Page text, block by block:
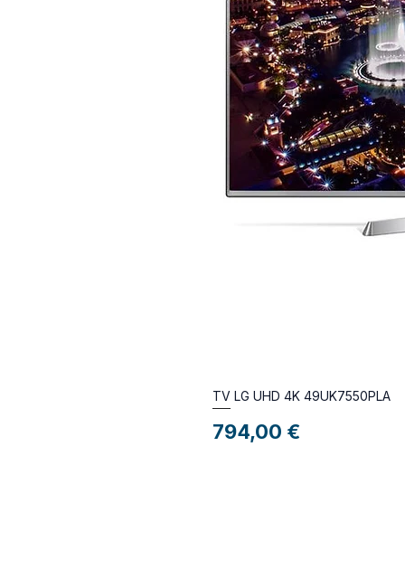
TV LG UHD 4K 49UK7550PLA
Preço
794,00 €